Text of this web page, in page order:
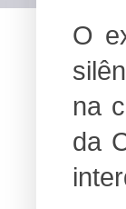
O
na
da